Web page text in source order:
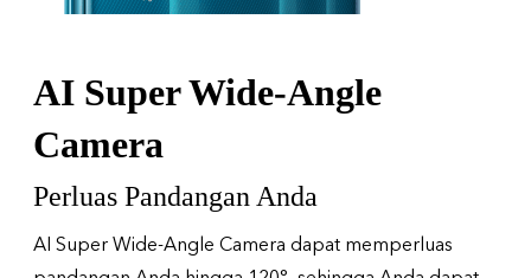
AI Super Wide-Angle
Camera
Perluas Pandangan Anda
AI Super Wide-Angle Camera dapat memperluas